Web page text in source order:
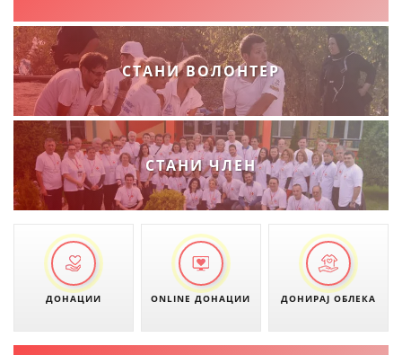
СТАНИ ВОЛОНТЕР
СТАНИ ЧЛЕН
ДОНАЦИИ ONLINE ДОНАЦИИ ДОНИРАЈ ОБЛЕКА